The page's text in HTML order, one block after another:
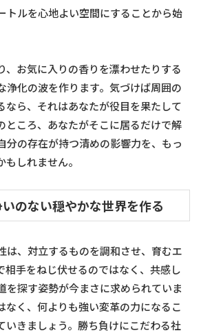
トルを心地よい空間にすることから始
、お気に入りの香りを漂わせたりする
浄化の波を作ります。気づけば周囲の
なら、それはあなたが役目を果たして
ところ、あなたがそこに居るだけで解
分の存在が持つ清めの影響力を、もっ
しれません。
のない穏やかな世界を作る
は、対立するものを調和させ、育むエ
相手をねじ伏せるのではなく、共感し
を探す姿勢が今まさに求められていま
なく、何よりも強い変革の力になるこ
いきましょう。勝ち負けにこだわる社